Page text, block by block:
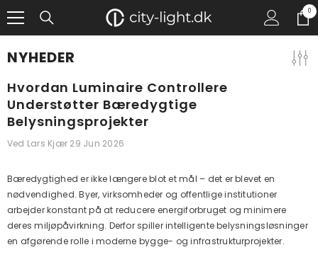
00
NYHEDER
Hvordan Luminaire Controllere
Understøtter Bæredygtige
Belysningsprojekter
Ved Lars Kjær 29 Jun 2026
Bæredygtighed er ikke længere blot et mål – det er blevet en
nødvendighed. Byer, virksomheder og offentlige institutioner
arbejder konstant på at reducere energiforbruget og minimere
deres miljøpåvirkning. Derfor spiller intelligente belysningsløsninger
en afgørende rolle i moderne bygge- og infrastrukturprojekter.